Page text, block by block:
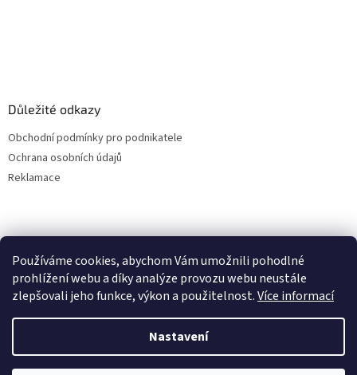
Používáme cookies, abychom Vám umožnili pohodlné
prohlížení webu a díky analýze provozu webu neustále
zlepšovali jeho funkce, výkon a použitelnost.Více informací
Nastavení
Důležité odkazy
Obchodní podmínky pro podnikatele
Ochrana osobních údajů
Reklamace
Vytvořil Shoptet